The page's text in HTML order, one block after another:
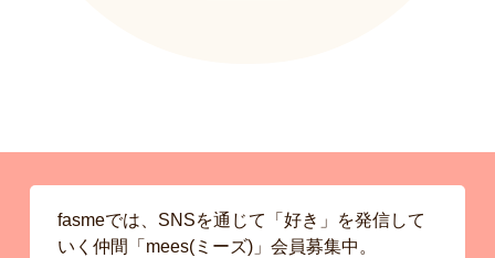
fasmeでは、SNSを通じて「好き」を発信して
いく仲間「mees(ミーズ)」会員募集中。